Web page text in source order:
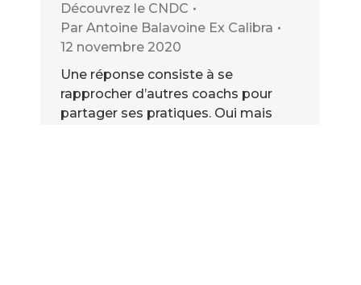
Découvrez le CNDC
Par Antoine Balavoine Ex Calibra
12 novembre 2020
Une réponse consiste à se
rapprocher d’autres coachs pour
partager ses pratiques. Oui mais